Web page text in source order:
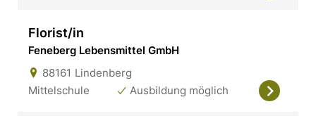
Florist/in
Feneberg Lebensmittel GmbH
88161 Lindenberg
Mittelschule
Ausbildung möglich